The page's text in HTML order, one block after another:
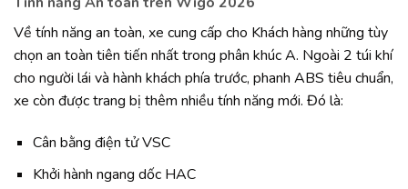
Về tính năng an toàn, xe cung cấp cho Khách hàng những tùy
chọn an toàn tiên tiến nhất trong phân khúc A. Ngoài 2 túi khí
cho người lái và hành khách phía trước, phanh ABS tiêu chuẩn,
xe còn được trang bị thêm nhiều tính năng mới. Đó là:
Cân bằng điện tử VSC
Khởi hành ngang dốc HAC